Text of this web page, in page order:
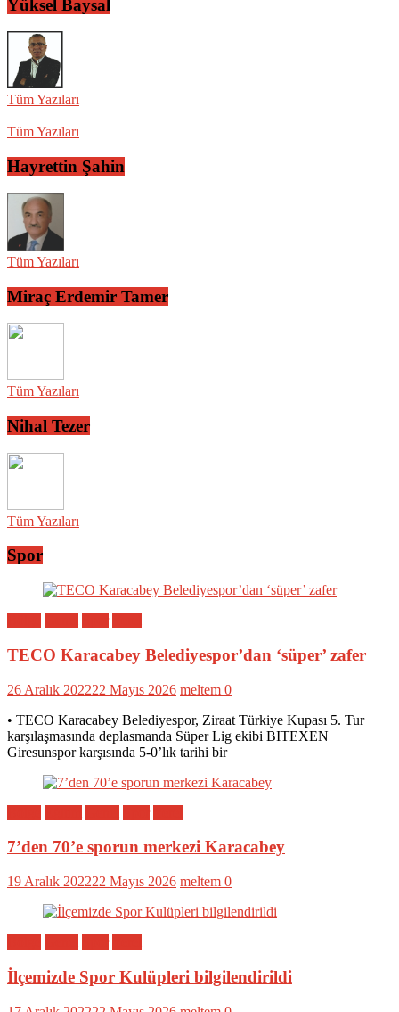
Yüksel Baysal
Tüm Yazıları
Tüm Yazıları
Hayrettin Şahin
Tüm Yazıları
Miraç Erdemir Tamer
Tüm Yazıları
Nihal Tezer
Tüm Yazıları
Spor
TECO Karacabey Belediyespor’dan ‘süper’ zafer
26 Aralık 202222 Mayıs 2026 meltem 0
• TECO Karacabey Belediyespor, Ziraat Türkiye Kupası 5. Tur
karşılaşmasında deplasmanda Süper Lig ekibi BITEXEN
Giresunspor karşısında 5-0’lık tarihi bir
7’den 70’e sporun merkezi Karacabey
19 Aralık 202222 Mayıs 2026 meltem 0
İlçemizde Spor Kulüpleri bilgilendirildi